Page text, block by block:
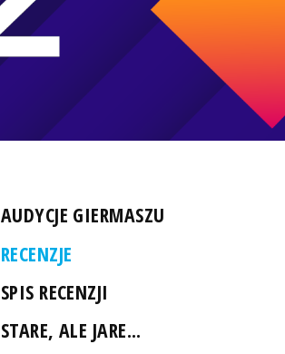
AUDYCJE GIERMASZU
RECENZJE
SPIS RECENZJI
STARE, ALE JARE...